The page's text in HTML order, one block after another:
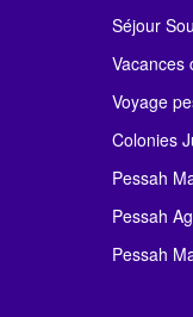
Séjour
Vacances
Voyage
Colonies
Pessah
Pessah
Pessah